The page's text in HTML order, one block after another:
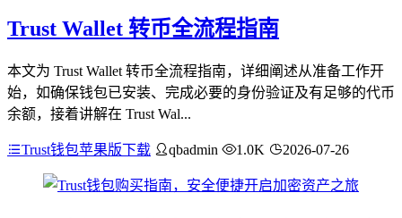
Trust Wallet 转币全流程指南
本文为 Trust Wallet 转币全流程指南，详细阐述从准备工作开
始，如确保钱包已安装、完成必要的身份验证及有足够的代币
余额，接着讲解在 Trust Wal...
Trust钱包苹果版下载 qbadmin 1.0K 2026-07-26